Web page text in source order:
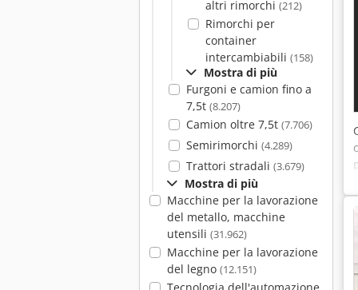
altri rimorchi (212)
Rimorchi per
container
intercambiabili (158)
Mostra di più
Furgoni e camion fino a
7,5t (8.207)
Camion oltre 7,5t (7.706)
Semirimorchi (4.289)
Trattori stradali (3.679)
Mostra di più
Macchine per la lavorazione
del metallo, macchine
utensili (31.962)
Macchine per la lavorazione
del legno (12.151)